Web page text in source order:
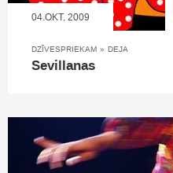
04.OKT, 2009
DZĪVESPRIEKAM » DEJA
Sevillanas